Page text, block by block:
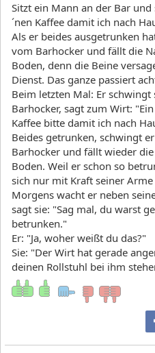
Sitzt ein Mann an der Bar und
´nen Kaffee damit ich nach
Als er beides ausgetrunken
vom Barhocker und fällt die
Boden, denn die Beine
Dienst. Das ganze passiert
Beim letzten Mal: Er schwingt
Barhocker, sagt zum Wirt:
Kaffee bitte damit ich nach
Beides getrunken, schwingt
Barhocker und fällt wieder
Boden. Weil er schon so
sich nur mit Kraft seiner Arme
Morgens wacht er neben
sagt sie: "Sag mal, du warst
betrunken."
Er: "Ja, woher weißt du das?"
Sie: "Der Wirt hat gerade
deinen Rollstuhl bei ihm